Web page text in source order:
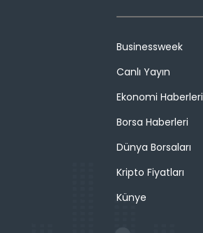
Businessweek
Canlı Yayın
Ekonomi Haberleri
Borsa Haberleri
Dünya Borsaları
Kripto Fiyatları
Künye